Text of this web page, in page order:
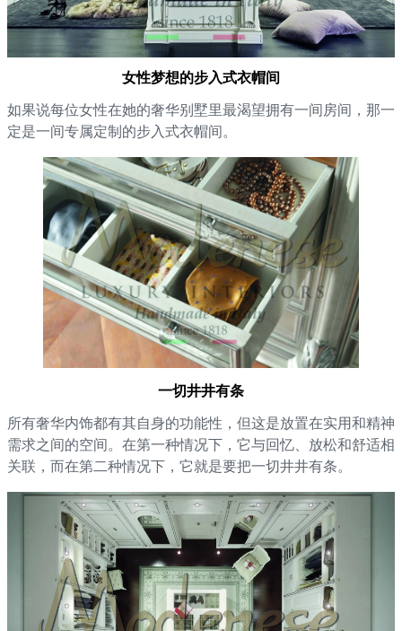
女性梦想的步入式衣帽间
如果说每位女性在她的奢华别墅里最渴望拥有一间房间，那一
定是一间专属定制的步入式衣帽间。
一切井井有条
所有奢华内饰都有其自身的功能性，但这是放置在实用和精神
需求之间的空间。在第一种情况下，它与回忆、放松和舒适相
关联，而在第二种情况下，它就是要把一切井井有条。